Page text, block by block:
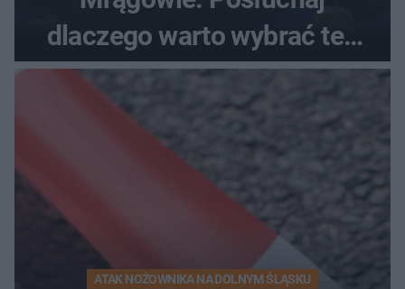
dlaczego warto wybrać ten
kierunek na urlop!
ATAK NOŻOWNIKA NA DOLNYM ŚLĄSKU